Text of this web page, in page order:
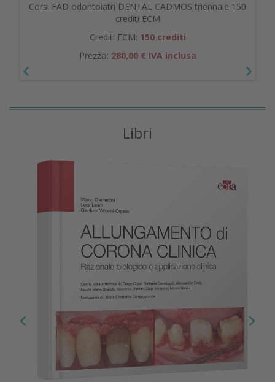
Corsi FAD odontoiatri DENTAL CADMOS triennale 150
crediti ECM
Crediti ECM: 150 crediti
Prezzo: 280,00 € IVA inclusa
Libri